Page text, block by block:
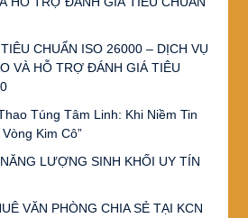
CHUẨN ISO 26000 – DỊCH VỤ
VÀ HỖ TRỢ ĐÁNH GIÁ TIÊU
Túng Tâm Linh: Khi Niềm Tin
Kim Cô”
LƯỢNG SINH KHỐI UY TÍN
VĂN PHÒNG CHIA SẺ TẠI KCN